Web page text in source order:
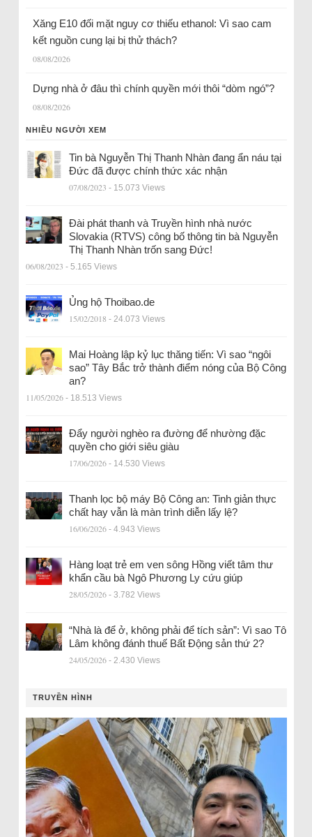
Xăng E10 đối mặt nguy cơ thiếu ethanol: Vì sao cam
kết nguồn cung lại bị thử thách?
08/08/2026
Dựng nhà ở đâu thì chính quyền mới thôi “dòm ngó”?
08/08/2026
NHIỀU NGƯỜI XEM
Tin bà Nguyễn Thị Thanh Nhàn đang ẩn náu tại
Đức đã được chính thức xác nhận
07/08/2023 - 15.073 Views
Đài phát thanh và Truyền hình nhà nước
Slovakia (RTVS) công bố thông tin bà Nguyễn
Thị Thanh Nhàn trốn sang Đức!
06/08/2023 - 5.165 Views
Ủng hộ Thoibao.de
15/02/2018 - 24.073 Views
Mai Hoàng lập kỷ lục thăng tiến: Vì sao “ngôi
sao” Tây Bắc trở thành điểm nóng của Bộ Công
an?
11/05/2026 - 18.513 Views
Đẩy người nghèo ra đường để nhường đặc
quyền cho giới siêu giàu
17/06/2026 - 14.530 Views
Thanh lọc bộ máy Bộ Công an: Tinh giản thực
chất hay vẫn là màn trình diễn lấy lệ?
16/06/2026 - 4.943 Views
Hàng loạt trẻ em ven sông Hồng viết tâm thư
khẩn cầu bà Ngô Phương Ly cứu giúp
28/05/2026 - 3.782 Views
“Nhà là để ở, không phải để tích sản”: Vì sao Tô
Lâm không đánh thuế Bất Động sản thứ 2?
24/05/2026 - 2.430 Views
TRUYỀN HÌNH